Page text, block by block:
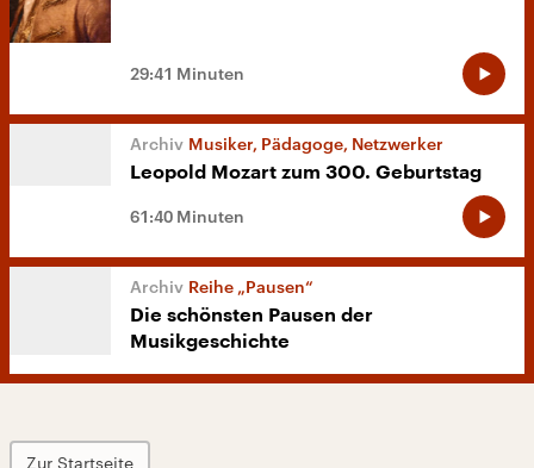
29:41 Minuten
Musiker, Pädagoge, Netzwerker
Leopold Mozart zum 300. Geburtstag
61:40 Minuten
Reihe „Pausen“
Die schönsten Pausen der
Musikgeschichte
Zur Startseite